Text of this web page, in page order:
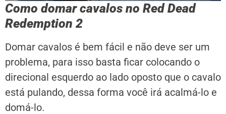
Como domar cavalos no Red Dead
Redemption 2
Domar cavalos é bem fácil e não deve ser um
problema, para isso basta ficar colocando o
direcional esquerdo ao lado oposto que o cavalo
está pulando, dessa forma você irá acalmá-lo e
domá-lo.